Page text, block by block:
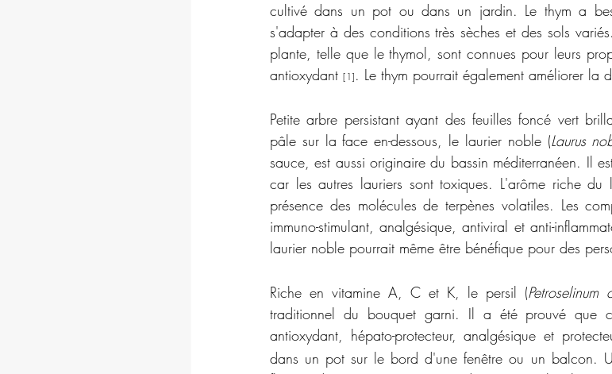
cultivé dans un pot ou dans un jardin. Le thym a
s'adapter à des conditions très sèches et des sols
plante, telle que le thymol, sont connues pour leurs
antioxydant [1]. Le thym pourrait également améliorer la
Petite arbre persistant ayant des feuilles foncé vert
pâle sur la face en-dessous, le laurier noble (Laurus
sauce, est aussi originaire du bassin méditerranéen. Il
car les autres lauriers sont toxiques. L'arôme riche
présence des molécules de terpènes volatiles. Les
immuno-stimulant, analgésique, antiviral et anti-
laurier noble pourrait même être bénéfique pour des
Riche en vitamine A, C et K, le persil (Petroselinum
traditionnel du bouquet garni. Il a été prouvé que
antioxydant, hépato-protecteur, analgésique et
dans un pot sur le bord d'une fenêtre ou un balcon.